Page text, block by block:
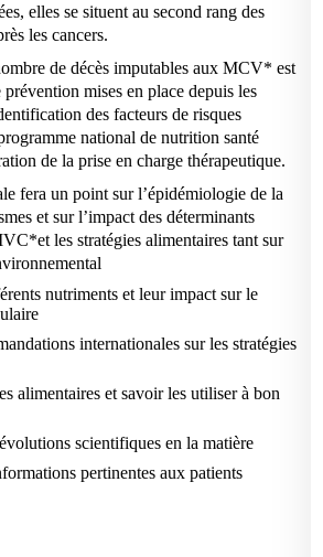
elles se situent au second rang des
les cancers.
de décès imputables aux MCV* est
mises en place depuis les
des facteurs de risques
national de nutrition santé
de la prise en charge thérapeutique.
fera un point sur l’épidémiologie de la
et sur l’impact des déterminants
et les stratégies alimentaires tant sur
nutriments et leur impact sur le
internationales sur les stratégies
alimentaires et savoir les utiliser à bon
scientifiques en la matière
pertinentes aux patients